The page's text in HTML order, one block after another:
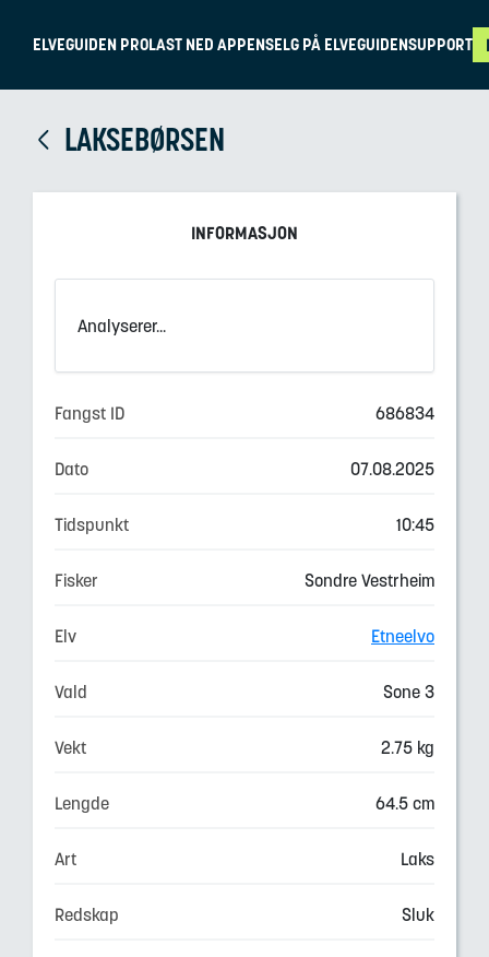
ELVEGUIDEN PROLAST NED APPENSELG PÅ ELVEGUIDENSUPPORT
LAKSEBØRSEN
INFORMASJON
Analyserer...
Fangst ID 686834
Dato 07.08.2025
Tidspunkt 10:45
Fisker Sondre Vestrheim
Elv Etneelvo
Vald Sone 3
Vekt 2.75 kg
Lengde 64.5 cm
Art Laks
Redskap Sluk